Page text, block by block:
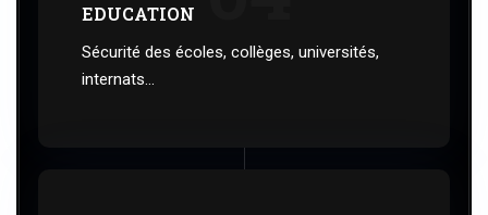
EDUCATION
Sécurité des écoles, collèges, universités,
internats...